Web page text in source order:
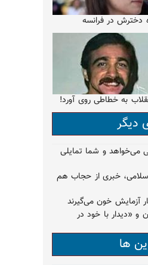
دخترش در فرانسه
به خطاطی روی آورد!
دیگر
می‌خواهد و شما تمایلی
خبری از حجاب هم
آزمایش خون می‌گیرند
«دیدار با خود در
ها